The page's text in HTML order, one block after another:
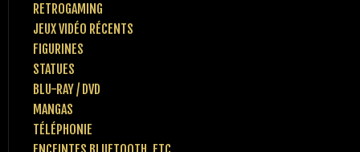
RETROGAMING
JEUX VIDÉO RÉCENTS
FIGURINES
STATUES
BLU-RAY / DVD
MANGAS
TÉLÉPHONIE